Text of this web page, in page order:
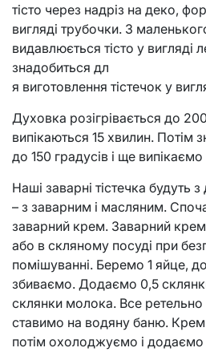
тісто через надріз на деко,
вигляді трубочки. З
видавлюється тісто у
знадобиться дл
я виготовлення тістечок у
Духовка розігрівається до
випікаються 15 хвилин. Потім
до 150 градусів і ще
Наші заварні тістечка будуть
– з заварним і масляним.
заварний крем. Заварний
або в скляному посуді при
помішуванні. Беремо 1 яйце,
збиваємо. Додаємо 0,5
склянки молока. Все
ставимо на водяну баню. Крем
потім охолоджуємо і